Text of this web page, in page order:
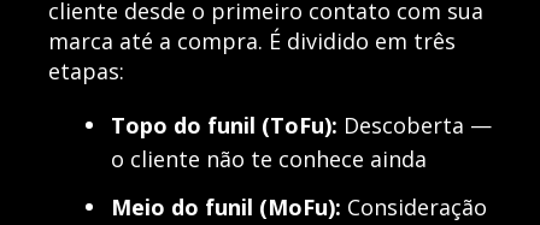
cliente desde o primeiro contato com sua
marca até a compra. É dividido em três
etapas:
Topo do funil (ToFu): Descoberta —
o cliente não te conhece ainda
Meio do funil (MoFu): Consideração